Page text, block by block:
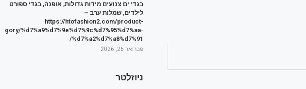
בגדי ים צנועים מידות גדולות, אופנה, בגדי ספורט
לילדים, שמלות ערב –
https://htofashion2.com/product-
%d7%a9%d7%9e%d7%9c%d7%95%d7%aa-
%d7%a2%d7%a8%d7%91/
פברואר 26, 2026
ניוזלטר